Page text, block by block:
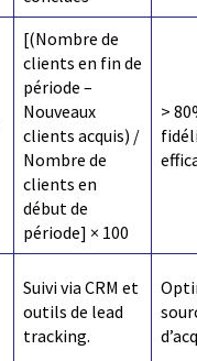
[(Nombre de
clients en fin de
période –
Nouveaux
clients acquis) /
Nombre de
clients en
début de
période] × 100
>
Suivi via CRM et
outils de lead
tracking.